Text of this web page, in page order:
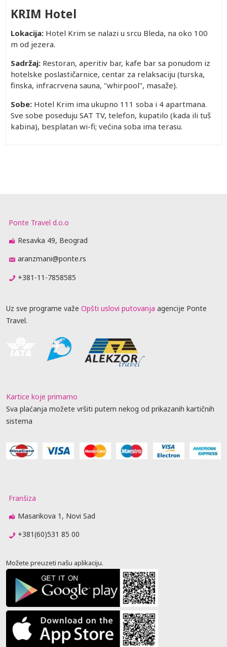
KRIM Hotel
Lokacija: Hotel Krim se nalazi u srcu Bleda, na oko 100
m od jezera.
Sadržaj: Restoran, aperitiv bar, kafe bar sa ponudom iz
hotelske poslastičarnice, centar za relaksaciju (turska,
finska, infracrvena sauna, "whirpool", masaže).
Sobe: Hotel Krim ima ukupno 111 soba i 4 apartmana.
Sve sobe poseduju SAT TV, telefon, kupatilo (kada ili tuš
kabina), besplatan wi-fi; većina soba ima terasu.
Ponte Travel d.o.o
Resavka 49, Beograd
aranzmani@ponte.rs
+381-11-7858585
Uz sve programe važe Opšti uslovi putovanja agencije Ponte
Travel.
Kartice koje primamo
Sva plaćanja možete vršiti putem nekog od prikazanih kartičnih
sistema
Franšiza
Masarikova 1, Novi Sad
+381(60)531 85 00
Možete preuzeti našu aplikaciju.